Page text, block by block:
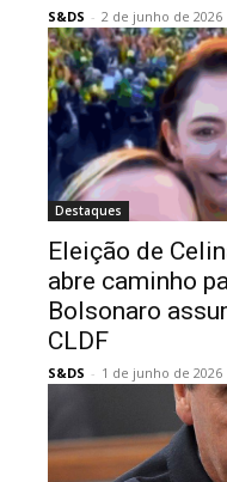
S&DS - 2 de junho de 2026
Destaques
Eleição de
abre caminho
Bolsonaro
CLDF
S&DS - 1 de junho de 2026